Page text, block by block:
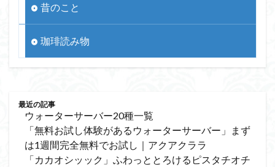
昔のこと
珈琲読み物
最近の記事
ウォーターサーバー20種一覧
「無料お試し体験があるウォーターサーバー」まず
は1週間完全無料でお試し｜アクアクララ
「カカオシッック」ふわっととろけるピスタチオチ